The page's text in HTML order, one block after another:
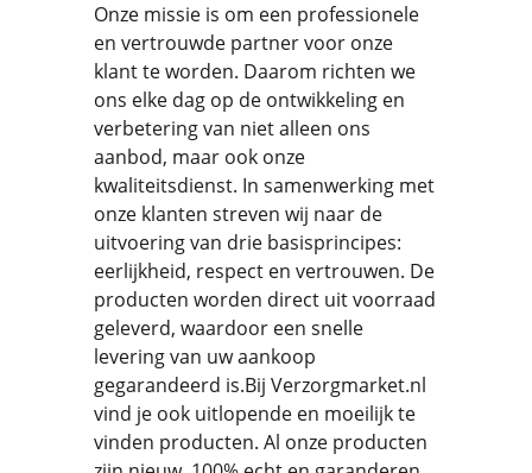
Onze missie is om een professionele
en vertrouwde partner voor onze
klant te worden. Daarom richten we
ons elke dag op de ontwikkeling en
verbetering van niet alleen ons
aanbod, maar ook onze
kwaliteitsdienst. In samenwerking met
onze klanten streven wij naar de
uitvoering van drie basisprincipes:
eerlijkheid, respect en vertrouwen. De
producten worden direct uit voorraad
geleverd, waardoor een snelle
levering van uw aankoop
gegarandeerd is.Bij Verzorgmarket.nl
vind je ook uitlopende en moeilijk te
vinden producten. Al onze producten